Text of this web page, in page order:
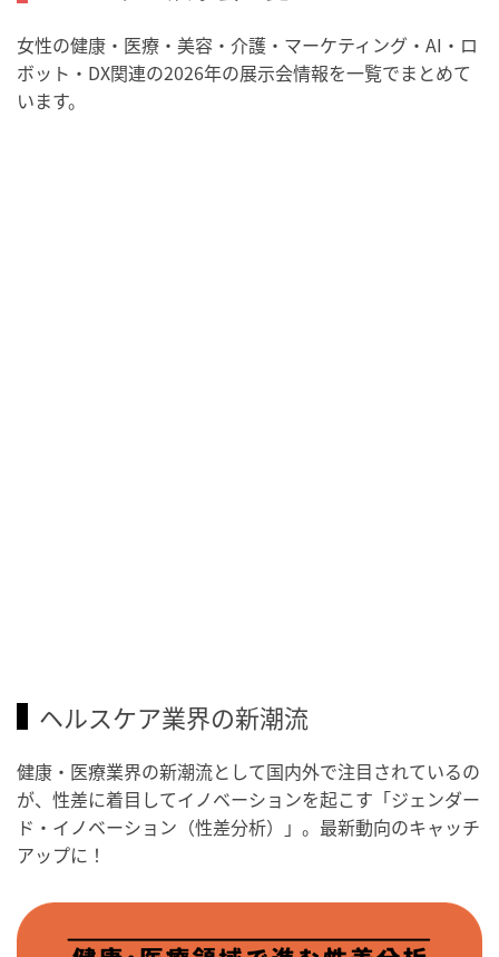
女性の健康・医療・美容・介護・マーケティング・AI・ロ
ボット・DX関連の2026年の展示会情報を一覧でまとめて
います。
ヘルスケア業界の新潮流
健康・医療業界の新潮流として国内外で注目されているの
が、性差に着目してイノベーションを起こす「ジェンダー
ド・イノベーション（性差分析）」。最新動向のキャッチ
アップに！